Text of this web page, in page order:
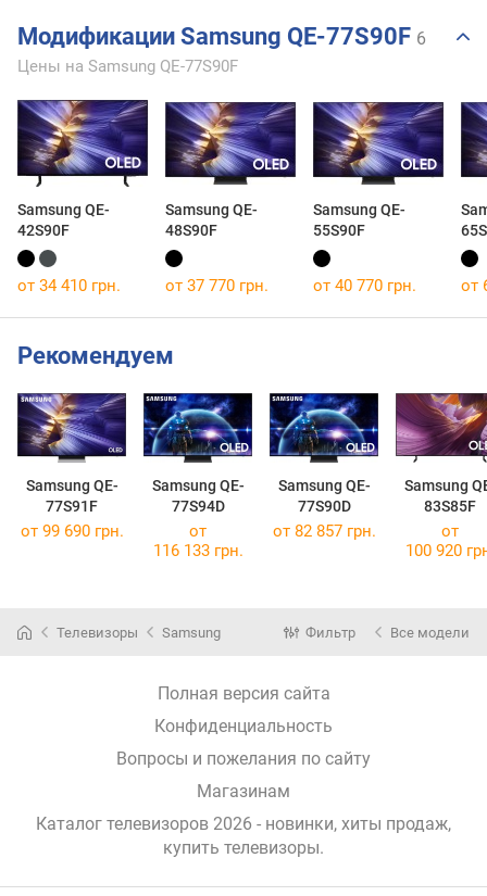
Модификации Samsung QE-77S90F 6
Цены на Samsung QE-77S90F
Samsung QE-
42S90F
Samsung QE-
48S90F
Samsung QE-
55S90F
от 34 410 грн. от 37 770 грн. от 40 770 грн. от
Рекомендуем
Samsung QE-
77S91F
Samsung QE-
77S94D
Samsung QE-
77S90D
Samsung
83S85F
от 99 690 грн.
от
116 133 грн.
от 82 857 грн.
от
100 920
Телевизоры Samsung Фильтр Все модели
Полная версия сайта
Конфиденциальность
Вопросы и пожелания по сайту
Магазинам
Каталог телевизоров 2026 - новинки, хиты продаж,
купить телевизоры.